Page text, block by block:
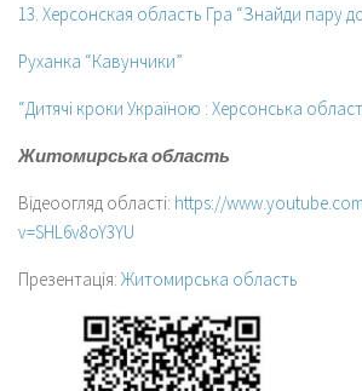
13. Херсонская область Гра “Знайди пару
Руханка “Кавунчики”
“Дитячі кроки Україною : Херсонська
Житомирська область
Відеоогляд області: https://
v=SHL6v8oY3YU
Презентація: Житомирська область